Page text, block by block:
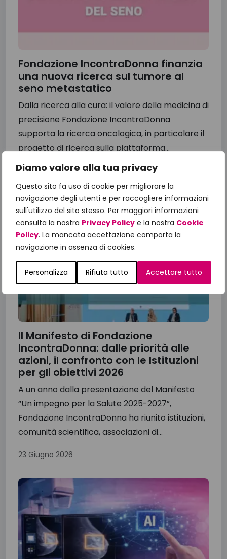
Diamo valore alla tua privacy
Questo sito fa uso di cookie per migliorare la
navigazione degli utenti e per raccogliere informazioni
sull'utilizzo del sito stesso. Per maggiori informazioni
consulta la nostra Privacy Policy e la nostra Cookie
Policy. La mancata accettazione comporta la
navigazione in assenza di cookies.
Personalizza Rifiuta tutto Accettare tutto
Fondazione IncontraDonna finanzia
una nuova ricerca sul tumore al
seno metastatico
Dalla ricerca alla cura: il valore della medicina di
precisione Fondazione IncontraDonna
supporta la ricerca oncologica, in particolare il
progetto di ricerca sulla piattaforma...
13 Luglio 2026
Il Manifesto di Fondazione
IncontraDonna: dalle priorità alle
azioni, il confronto con le Istituzioni
per gli obiettivi 2026
A un anno dalla presentazione del Manifesto
“Un impegno per la Salute 2025-2027”,
Fondazione IncontraDonna ha riunito istituzioni,
comunità scientifica, associazioni di...
23 Giugno 2026